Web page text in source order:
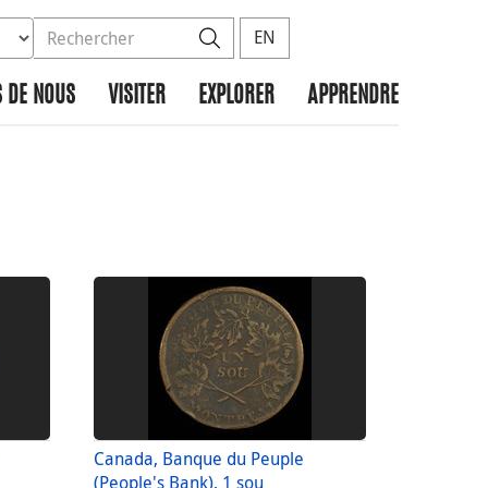
la base de données à rechercher
le site Rechercher
EN
DE NOUS VISITER EXPLORER APPRENDRE
Canada, Banque du Peuple
(People's Bank), 1 sou